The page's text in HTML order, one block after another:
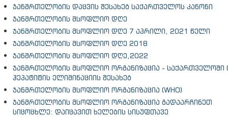
ჯანმრთელობის დაცვის შესახებ საქართველოს კანონი
ჯანმრთელობის მსოფლიო დღე
ჯანმრთელობის მსოფლიო დღე 7 აპრილი, 2021 წელი
ჯანმრთელობის მსოფლიო დღე 2018
ჯანმრთელობის მსოფლიო დღე,2022
ჯანმრთელობის მსოფლიო ორგანიზაცია - საქართველოში
ჰეპატიტის ელიმინაციის შესახებ
ჯანმრთელობის მსოფლიო ორგანიზაცია (WHO)
ჯანმრთელობის მსოფლიო ორგანიზაცია გადაარჩინეთ
სიცოცხლე: დაიცავით ხელების სისუფთავე